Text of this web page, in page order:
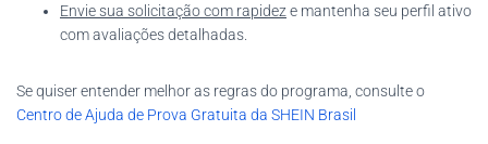
Envie sua solicitação com rapidez e mantenha seu perfil ativo
com avaliações detalhadas.
Se quiser entender melhor as regras do programa, consulte o
Centro de Ajuda de Prova Gratuita da SHEIN Brasil